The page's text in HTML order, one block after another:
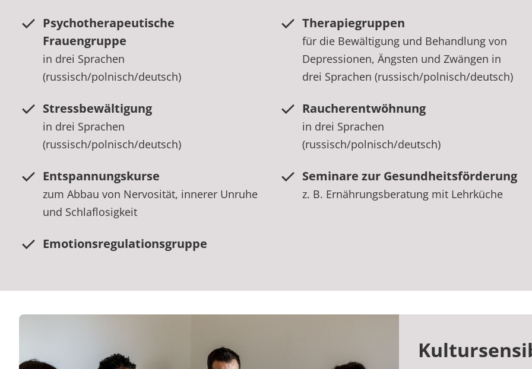
Psychotherapeutische
Frauengruppe
in drei Sprachen
(russisch/polnisch/deutsch)
Therapiegruppen
für die Bewältigung und Behandlung von
Depressionen, Ängsten und Zwängen in
drei Sprachen (russisch/polnisch/deutsch)
Stressbewältigung
in drei Sprachen
(russisch/polnisch/deutsch)
Raucherentwöhnung
in drei Sprachen
(russisch/polnisch/deutsch)
Entspannungskurse
zum Abbau von Nervosität, innerer Unruhe
und Schlaflosigkeit
Seminare zur Gesundheitsförderung
z. B. Ernährungsberatung mit Lehrküche
Emotionsregulationsgruppe